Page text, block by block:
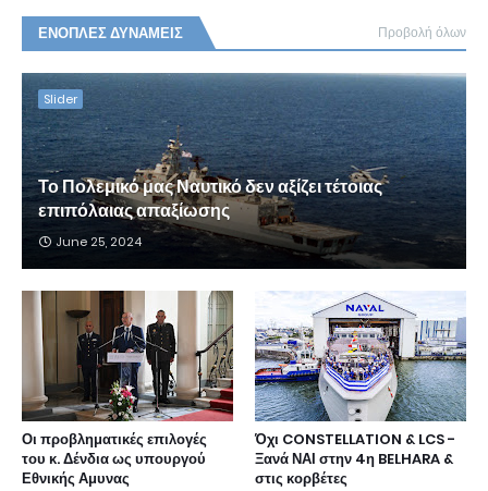
ΕΝΟΠΛΕΣ ΔΥΝΑΜΕΙΣ Προβολή όλων
Slider
Το Πολεμικό μας Ναυτικό δεν αξίζει τέτοιας
επιπόλαιας απαξίωσης
June 25, 2024
Οι προβληματικές επιλογές
του κ. Δένδια ως υπουργού
Εθνικής Αμυνας
Όχι CONSTELLATION & LCS -
Ξανά ΝΑΙ στην 4η BELHARA &
στις κορβέτες